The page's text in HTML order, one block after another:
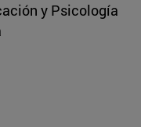
y Psicología